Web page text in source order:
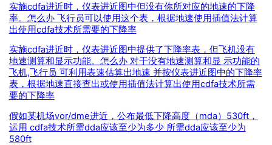
实施cdfa进近时，仪表进近图中但没有你所对应的地速的下降
率。怎么办 飞行员可以使用这个表，根据地速使用插值法计算
出使用cdfa技术所需要的下降率
实施cdfa进近时，仪表进近图中提供了下降率表，但飞机没有
地速测算和显示功能。怎么办 对于没有地速测算和显 示功能的
飞机,飞行员 可利用表速估算出地速 并按仪表进近图中的下降率
表，根据地速直接查出或使用插值法计算出使用cdfa技术所需
要的下降率
假如某机场vor/dme进近，公布最低下降高度（mda）530ft，
运用 cdfa技术所需dda应该至少为多少 所需dda应该至少为
580ft